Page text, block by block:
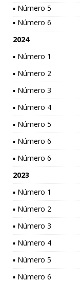
▪ Número 5
▪ Número 6
2024
▪ Número 1
▪ Número 2
▪ Número 3
▪ Número 4
▪ Número 5
▪ Número 6
▪ Número 6
2023
▪ Número 1
▪ Número 2
▪ Número 3
▪ Número 4
▪ Número 5
▪ Número 6